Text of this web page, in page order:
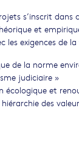
s’inscrit dans
et
les exigences de
de la norme
judiciaire »
écologique et
hiérarchie des